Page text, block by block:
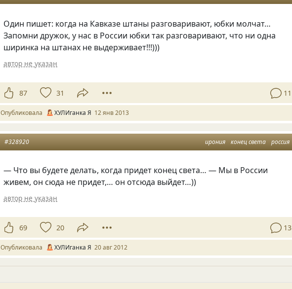
Один пишет: когда на Кавказе штаны разговаривают, юбки молчат…
Запомни дружок, у нас в России юбки так разговаривают, что ни одна
ширинка на штанах не выдерживает!!!)))
автор не указан
87 31 11
Опубликовала ХУЛИганка Я 12 янв 2013
ирония конец света россия
#328920
— Что вы будете делать, когда придет конец света… — Мы в России
живем, он сюда не придет,… он отсюда выйдет…))
автор не указан
69 20 13
Опубликовала ХУЛИганка Я 20 авг 2012